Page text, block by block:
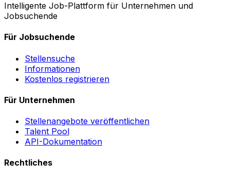
Intelligente Job-Plattform für Unternehmen und
Jobsuchende
Für Jobsuchende
Stellensuche
Informationen
Kostenlos registrieren
Für Unternehmen
Stellenangebote veröffentlichen
Talent Pool
API-Dokumentation
Rechtliches